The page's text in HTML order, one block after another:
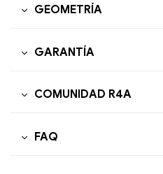
GEOMETRÍA
GARANTÍA
COMUNIDAD R4A
FAQ